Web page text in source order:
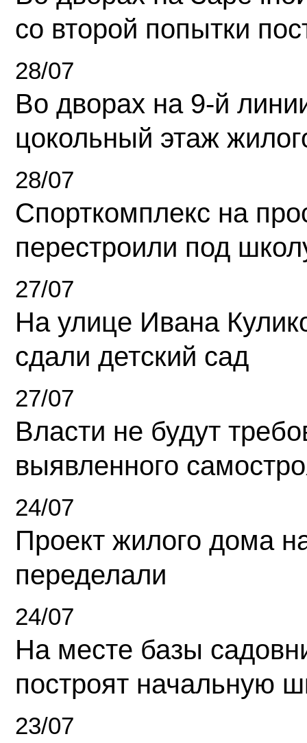
со второй попытки
28/07
Во дворах на 9-й
цокольный этаж
28/07
Спорткомплекс на
перестроили под
27/07
На улице Ивана
сдали детский сад
27/07
Власти не будут
выявленного
24/07
Проект жилого дома
переделали
24/07
На месте базы
построят начальную
23/07